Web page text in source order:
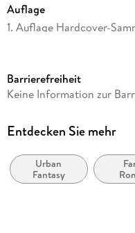
Auflage
1. Auflage Hardcover-
Altersempfehlung
Reihe
Autor/Autorin
Andreas Suchanek
Barrierefreiheit
Keine Information zur
Entdecken Sie mehr
Urban
Fantasy